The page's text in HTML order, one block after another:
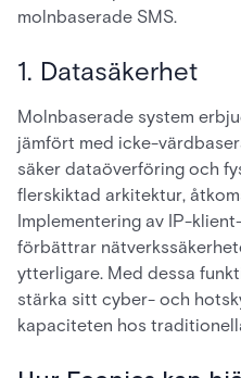
molnbaserade SMS.
1. Datasäkerhet
Molnbaserade system
jämfört med icke-
säker dataöverföring och
flerskiktad arkitektur,
Implementering av IP-
förbättrar
ytterligare. Med dessa
stärka sitt cyber- och
kapaciteten hos